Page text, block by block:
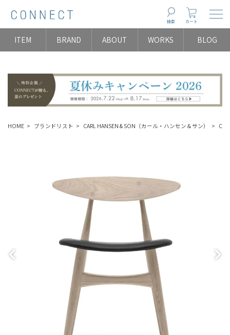
検索 カート
ITEM BRAND ABOUT WORKS BLOG
HOME ブランドリスト CARL HANSEN & SON（カール・ハンセン＆サン）